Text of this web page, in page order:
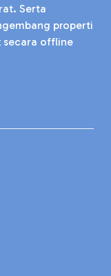
Serta
properti
secara offline